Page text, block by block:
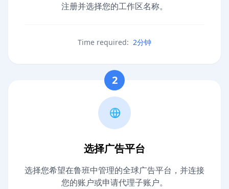
注册并选择您的工作区名称。
Time required: 2分钟
2
选择广告平台
选择您希望在鲁班中管理的全球广告平台，并连接
您的账户或申请代理子账户。